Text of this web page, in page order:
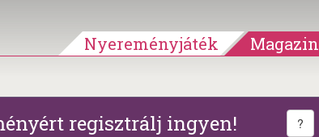
Nyereményjáték Magazin
regisztrálj ingyen! ?